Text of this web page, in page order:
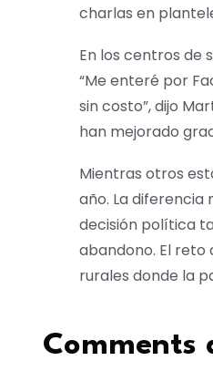
charlas en
En los centros de
“Me enteré por
sin costo”, dijo
han mejorado
Mientras otros
año. La diferencia
decisión política
abandono. El
rurales donde la
Comments